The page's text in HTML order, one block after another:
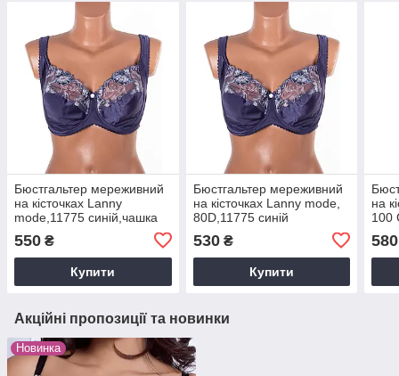
Бюстгальтер мереживний
на кісточках Lanny
mode,11775 синій,чашка
550 ₴
Купити
Бюстгальтер мереживний
на кісточках Lanny mode,
80D,11775 синій
530₴
Купити
на
100
580
Акційні пропозиції та новинки
Новинка